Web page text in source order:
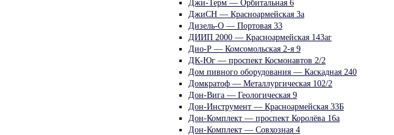
Джи-Терм — Орбитальная 6
ДжиСН — Красноармейская 3а
Дизель-О — Портовая 33
ДИИП 2000 — Красноармейская 143аг
Дио-Р — Комсомольская 2-я 9
ДК-Юг — проспект Космонавтов 2/2
Дом пивного оборудования — Каскадная 240
Домкратоф — Металлургическая 102/2
Дон-Вига — Геологическая 9
Дон-Инструмент — Красноармейская 33Б
Дон-Комплект — проспект Королёва 16а
Дон-Комплект — Совхозная 4